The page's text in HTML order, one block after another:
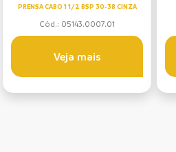
PRENSA CABO 1 1/2 BSP 30-38 CINZA
Cód.: 05143.0007.01
Veja mais